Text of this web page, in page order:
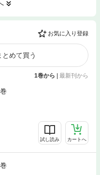
お気に入り登録
めて買う
1巻から | 最新刊から
試し読み カートへ